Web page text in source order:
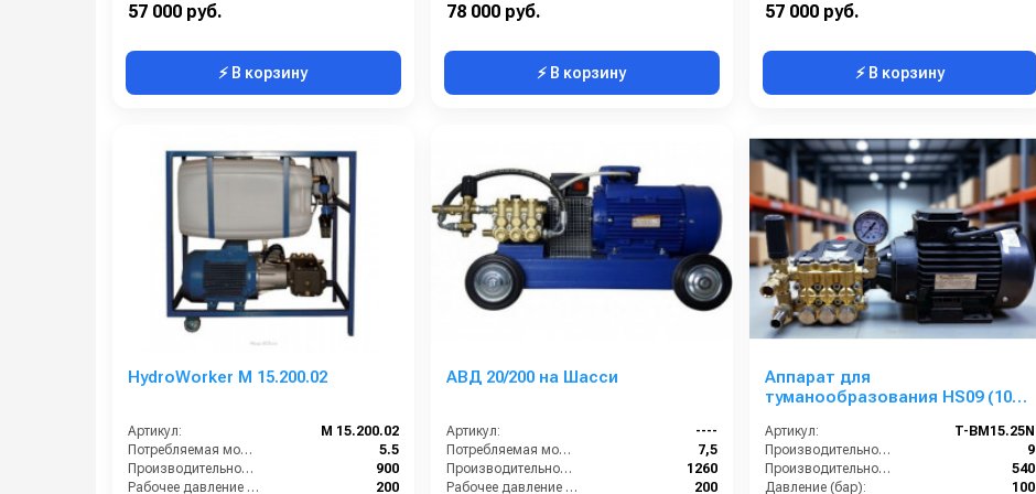
57 000 руб.
⚡ В корзину
78 000 руб.
⚡ В корзину
57 000 руб.
⚡ В корзину
HydroWorker M 15.200.02
Артикул:
M 15.200.02
Потребляемая мощность (кВт):
5.5
Производительность (л/ч):
900
Рабочее давление (бар):
200
АВД 20/200 на Шасси
Артикул:
----
Потребляемая мощность (кВт):
7,5
Производительность (л/ч):
1260
Рабочее давление (бар):
200
Аппарат для
туманообразования HS09 (100
Артикул:
T-BM15.25N
Производительность (л/мин):
9
Производительность (л/ч):
540
Давление (бар):
100